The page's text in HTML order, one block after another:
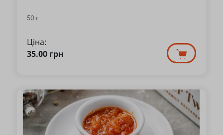
50 г
Ціна:
35.00 грн